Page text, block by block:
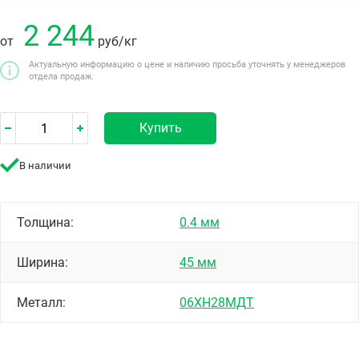
от 2 244 руб/кг
Актуальную информацию о цене и наличию просьба уточнять у менеджеров
отдела продаж.
Купить
В наличии
Толщина: 0.4 мм
Ширина: 45 мм
Металл: 06ХН28МДТ